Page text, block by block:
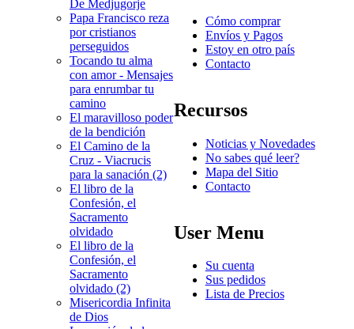
De Medjugorje
Papa Francisco reza
por cristianos
perseguidos
Tocando tu alma
con amor - Mensajes
para enrumbar tu
camino
El maravilloso poder
de la bendición
El Camino de la
Cruz - Viacrucis
para la sanación (2)
El libro de la
Confesión, el
Sacramento
olvidado
El libro de la
Confesión, el
Sacramento
olvidado (2)
Misericordia Infinita
de Dios
Cómo comprar
Envíos y Pagos
Estoy en otro país
Contacto
Recursos
Noticias y Novedades
No sabes qué leer?
Mapa del Sitio
Contacto
User Menu
Su cuenta
Sus pedidos
Lista de Precios